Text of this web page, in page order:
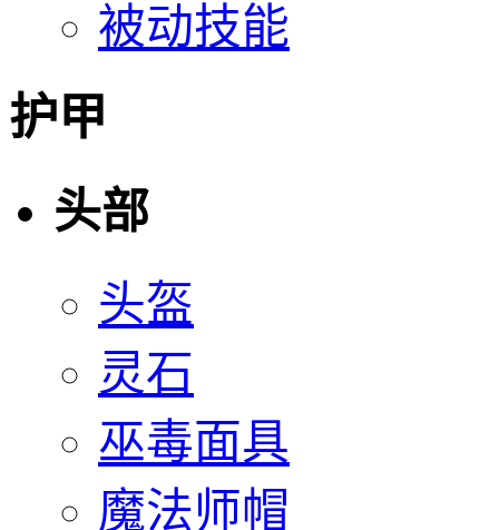
被动技能
护甲
头部
头盔
灵石
巫毒面具
魔法师帽